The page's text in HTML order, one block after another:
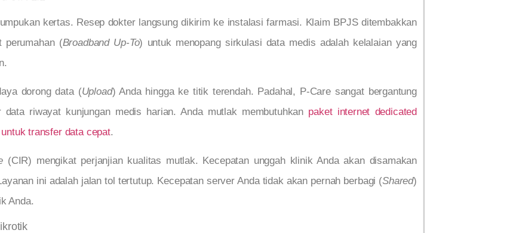
kertas. Resep dokter langsung dikirim ke instalasi farmasi. Klaim BPJS ditembakkan
perumahan (Broadband Up-To) untuk menopang sirkulasi data medis adalah kelalaian yang
dorong data (Upload) Anda hingga ke titik terendah. Padahal, P-Care sangat bergantung
riwayat kunjungan medis harian. Anda mutlak membutuhkan paket internet dedicated
transfer data cepat.
(CIR) mengikat perjanjian kualitas mutlak. Kecepatan unggah klinik Anda akan disamakan
ini adalah jalan tol tertutup. Kecepatan server Anda tidak akan pernah berbagi (Shared)
Anda.